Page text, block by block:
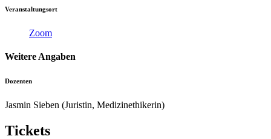
Veranstaltungsort
Zoom
Weitere Angaben
Dozenten
Jasmin Sieben (Juristin, Medizinethikerin)
Tickets